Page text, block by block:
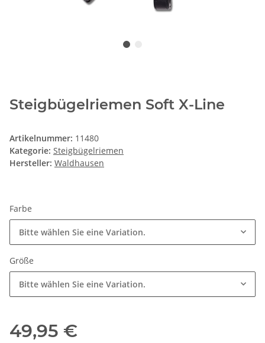
Steigbügelriemen Soft X-Line
Artikelnummer: 11480
Kategorie: Steigbügelriemen
Hersteller: Waldhausen
Farbe
Bitte wählen Sie eine Variation.
Größe
Bitte wählen Sie eine Variation.
49,95 €